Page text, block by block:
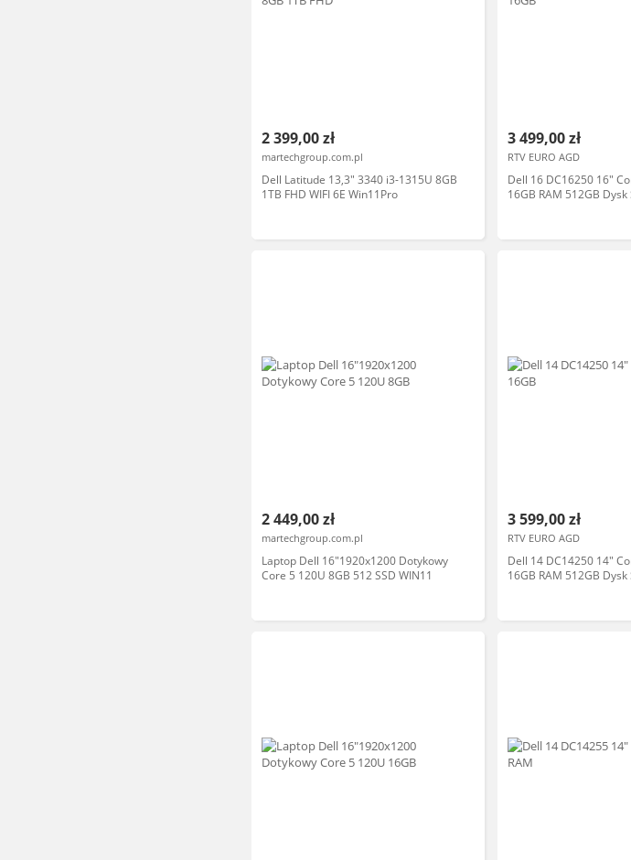
2 399,00 zł
martechgroup.com.pl
Dell Latitude 13,3" 3340 i3-1315U 8GB
1TB FHD WIFI 6E Win11Pro
3 499,00 zł
RTV EURO AGD
Dell 16 DC16250 16"
16GB RAM 512GB Dysk
2 449,00 zł
martechgroup.com.pl
Laptop Dell 16"1920x1200 Dotykowy
Core 5 120U 8GB 512 SSD WIN11
3 599,00 zł
RTV EURO AGD
Dell 14 DC14250 14"
16GB RAM 512GB Dysk